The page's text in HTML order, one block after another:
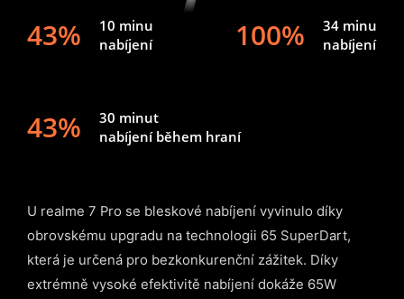
43%
10 minu
nabíjení
100%
34 minu
nabíjení
43%
30 minut
nabíjení během hraní
U realme 7 Pro se bleskové nabíjení vyvinulo díky
obrovskému upgradu na technologii 65 SuperDart,
která je určená pro bezkonkurenční zážitek. Díky
extrémně vysoké efektivitě nabíjení dokáže 65W